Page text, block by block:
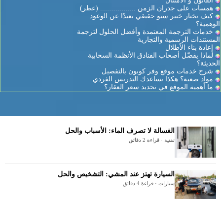
همسات على جدران الزمن .................. (عطر)
كيف تختار خبير سيو حقيقي بعيدًا عن الوعود
الوهمية؟
خدمات الترجمة المعتمدة وأفضل الحلول لترجمة
المستندات الرسمية والتجارية
إعادة بناء الأطلال
لماذا يفضّل أصحاب الفنادق الأنظمة السحابية
الحديثة؟
شرح خدمات موقع وفر كوبون بالتفصيل
مواد صعبة؟ هكذا يساعدك التدريس الفردي
ما أهمية الموقع في تحديد سعر العقار؟
الغسالة لا تصرف الماء: الأسباب والحل
تقنية · قراءة 2 دقائق
السيارة تهتز عند المشي: التشخيص والحل
سيارات · قراءة 4 دقائق